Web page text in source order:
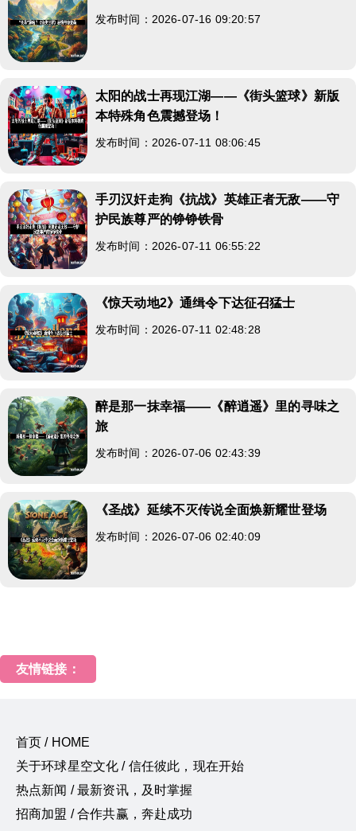
发布时间：2026-07-16 09:20:57
太阳的战士再现江湖——《街头篮球》新版
本特殊角色震撼登场！
发布时间：2026-07-11 08:06:45
手刃汉奸走狗《抗战》英雄正者无敌——守
护民族尊严的铮铮铁骨
发布时间：2026-07-11 06:55:22
《惊天动地2》通缉令下达征召猛士
发布时间：2026-07-11 02:48:28
醉是那一抹幸福——《醉逍遥》里的寻味之
旅
发布时间：2026-07-06 02:43:39
《圣战》延续不灭传说全面焕新耀世登场
发布时间：2026-07-06 02:40:09
友情链接：
首页 / HOME
关于环球星空文化 / 信任彼此，现在开始
热点新闻 / 最新资讯，及时掌握
招商加盟 / 合作共赢，奔赴成功